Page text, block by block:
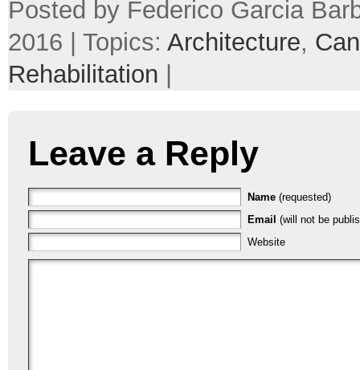
Posted by Federico Garcia
2016 | Topics: Architecture,
Rehabilitation |
Leave a Reply
Name (requested)
Email (will not be
Website